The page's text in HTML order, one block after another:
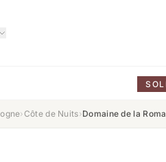
›Côte de Nuits›Domaine de la